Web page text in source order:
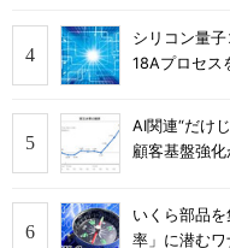
シリコン量
18Aプロセス
AI関連“だけ
顧客基盤強化
いくら部品
率」に潜むワ